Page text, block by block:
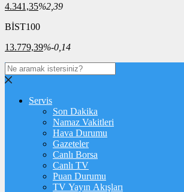
4.341,35%2,39
BİST100
13.779,39%-0,14
Servis
Son Dakika
Namaz Vakitleri
Hava Durumu
Gazeteler
Canlı Borsa
Canlı TV
Puan Durumu
TV Yayın Akışları